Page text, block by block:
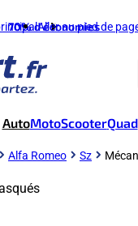
Aller au pied de
70%d'économies
AutoMotoScooterQuad
Alfa Romeo Sz